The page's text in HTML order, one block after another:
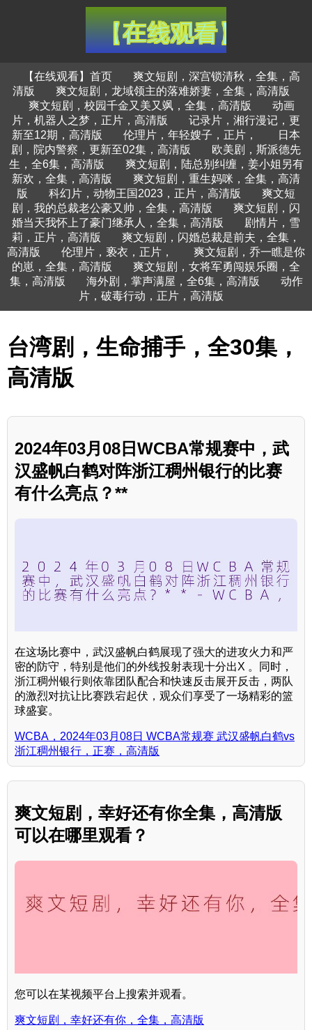
【在线观看】首页
爽文短剧，深宫锁清秋，全集，高
清版
爽文短剧，龙域领主的落难娇妻，全集，高清版
爽文短剧，校园千金又美又飒，全集，高清版
动画
片，机器人之梦，正片，高清版
记录片，湘行漫记，更
新至12期，高清版
伦理片，年轻嫂子，正片，
日本
剧，院内警察，更新至02集，高清版
欧美剧，斯派德先
生，全6集，高清版
爽文短剧，陆总别纠缠，姜小姐另有
新欢，全集，高清版
爽文短剧，重生妈咪，全集，高清
版
科幻片，动物王国2023，正片，高清版
爽文短
剧，我的总裁老公豪又帅，全集，高清版
爽文短剧，闪
婚当天我怀上了豪门继承人，全集，高清版
剧情片，雪
莉，正片，高清版
爽文短剧，闪婚总裁是前夫，全集，
高清版
伦理片，亵衣，正片，
爽文短剧，乔一瞧是你
的崽，全集，高清版
爽文短剧，女将军勇闯娱乐圈，全
集，高清版
海外剧，掌声满屋，全6集，高清版
动作
片，破毒行动，正片，高清版
台湾剧，生命捕手，全30集，
高清版
2024年03月08日WCBA常规赛中，武
汉盛帆白鹤对阵浙江稠州银行的比赛
有什么亮点？**
在这场比赛中，武汉盛帆白鹤展现了强大的进攻火力和严
密的防守，特别是他们的外线投射表现十分出X 。同时，
浙江稠州银行则依靠团队配合和快速反击展开反击，两队
的激烈对抗让比赛跌宕起伏，观众们享受了一场精彩的篮
球盛宴。
WCBA，2024年03月08日 WCBA常规赛 武汉盛帆白鹤vs
浙江稠州银行，正赛，高清版
爽文短剧，幸好还有你全集，高清版
可以在哪里观看？
您可以在某视频平台上搜索并观看。
爽文短剧，幸好还有你，全集，高清版